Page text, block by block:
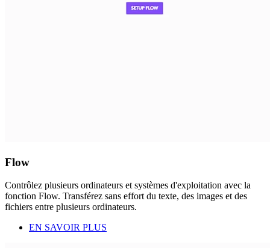
Flow
Contrôlez plusieurs ordinateurs et systèmes d'exploitation avec la
fonction Flow. Transférez sans effort du texte, des images et des
fichiers entre plusieurs ordinateurs.
EN SAVOIR PLUS